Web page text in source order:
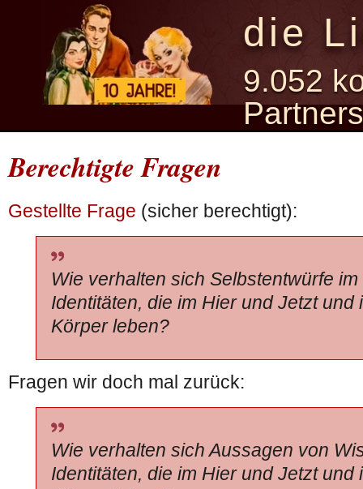
die
9.052
Berechtigte Fragen
Gestellte Frage (sicher berechtigt):
Wie verhalten sich Selbstentwürfe
Identitäten, die im Hier und Jetzt und
Körper leben?
Fragen wir doch mal zurück:
Wie verhalten sich Aussagen von
Identitäten, die im Hier und Jetzt und